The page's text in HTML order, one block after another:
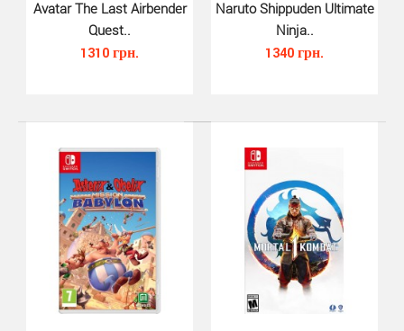
Street Fighter 30th Anniversary..
Avatar The Last Airbender
Quest..
1310 грн.
Naruto Shippuden Ultimate
Ninja..
1340 грн.